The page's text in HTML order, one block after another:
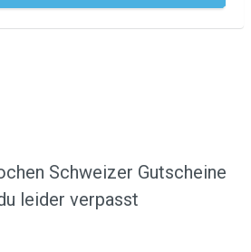
Schweizer Gutscheine
leider verpasst